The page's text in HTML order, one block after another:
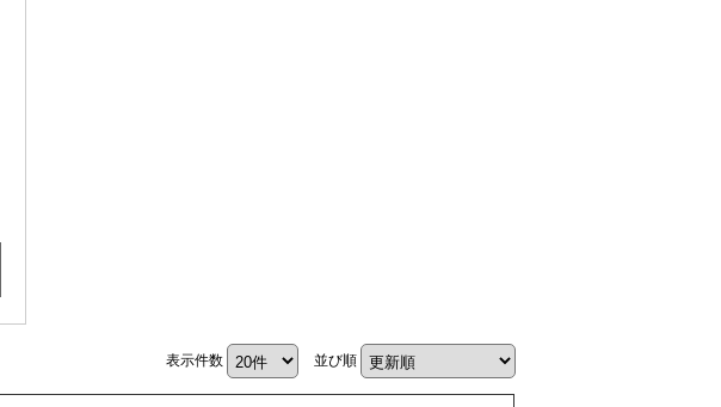
表示件数 並び順